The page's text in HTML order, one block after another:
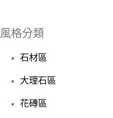
風格分類
石材區
大理石區
花磚區